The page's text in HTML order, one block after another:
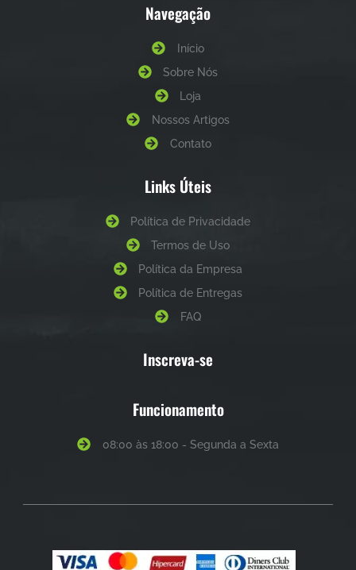
Navegação
Início
Sobre Nós
Loja
Nossos Artigos
Contato
Links Úteis
Política de Privacidade
Termos de Uso
Política da Empresa
Política de Entregas
FAQ
Inscreva-se
Funcionamento
08:00 às 18:00 - Segunda a Sexta